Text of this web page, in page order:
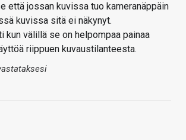
että jossan kuvissa tuo kameranäppäin
kuvissa sitä ei näkynyt.
kun välillä se on helpompaa painaa
riippuen kuvaustilanteesta.